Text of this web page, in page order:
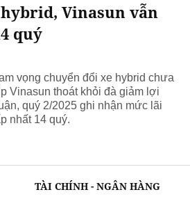
Vinasun vẫn
quý
vọng chuyển đổi xe hybrid chưa
Vinasun thoát khỏi đà giảm lợi
quý 2/2025 ghi nhận mức lãi
nhất 14 quý.
TÀI CHÍNH - NGÂN HÀNG